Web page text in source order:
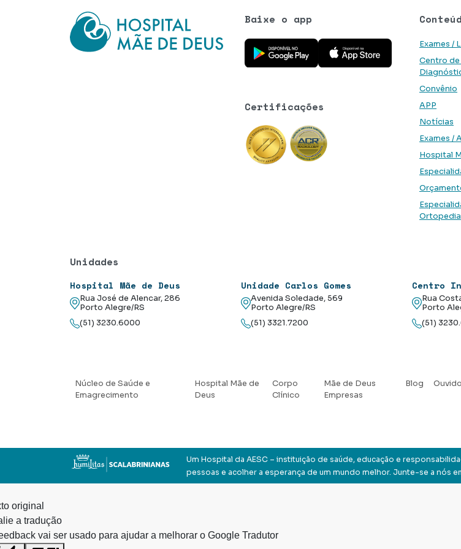
Exames /
Centro
Convênio
APP
Notícias
Exames /
Hospital
Ortopedia
Baixe o app
Baixe o aplicativo na Google Play Store
Baixe o aplicativo na App Store
Certificações
Unidades
Hospital Mãe de Deus
Rua José de Alencar, 286
Porto Alegre/RS
(51) 3230.6000
Unidade Carlos Gomes
Avenida Soledade, 569
Porto Alegre/RS
(51) 3321.7200
Centro
Rua
Porto
(51)
Núcleo de Saúde e
Emagrecimento
Hospital Mãe de
Deus
Corpo
Clínico
Mãe de Deus
Empresas
Blog
Um Hospital da AESC – instituição de saúde, educação e
pessoas e acolher a esperança de um mundo melhor. Junte-se a nós
original
a tradução
vai ser usado para ajudar a melhorar o Google Tradutor